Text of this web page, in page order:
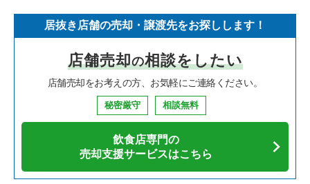
寿司の居抜き売却物件の案件一覧
焼肉の居抜き売却物件の案件一覧
鉄板焼き・お好み焼の居抜き売却物件の案件一覧
カフェの居抜き売却物件の案件一覧
テイクアウトの居抜き売却物件の案件一覧
神奈川県の飲食店の居抜き売却物件の案件一覧
大阪府の飲食店の居抜き売却物件の案件一覧
兵庫県の飲食店の居抜き売却物件の案件一覧
愛知県の飲食店の居抜き売却物件の案件一覧
岐阜県の飲食店の居抜き売却物件の案件一覧
川崎市高津区の飲食店の居抜き売却物件の案件一覧
横浜市鶴見区の飲食店の居抜き売却物件の案件一覧
川崎市中原区の飲食店の居抜き売却物件の案件一覧
横浜市南区の飲食店の居抜き売却物件の案件一覧
横浜市港北区の飲食店の居抜き売却物件の案件一覧
神奈川県のイタリア料理の居抜き売却物件の案件一覧
神奈川県の中華の居抜き売却物件の案件一覧
神奈川県のそば・うどんの居抜き売却物件の案件一覧
神奈川県の焼肉の居抜き売却物件の案件一覧
神奈川県の鉄板焼き・お好み焼の居抜き売却物件の案件一覧
藤沢市のフランス料理の居抜き売却物件の案件一覧
藤沢市のイタリア料理の居抜き売却物件の案件一覧
藤沢市の焼肉の居抜き売却物件の案件一覧
藤沢市のアジア料理の居抜き売却物件の案件一覧
藤沢市のカフェの居抜き売却物件の案件一覧
居抜き店舗の売却・譲渡先をお探しします！
店舗売却の相談をしたい
店舗売却をお考えの方、お気軽にご連絡ください。
秘密厳守 相談無料
飲食店専門の
売却支援サービスはこちら